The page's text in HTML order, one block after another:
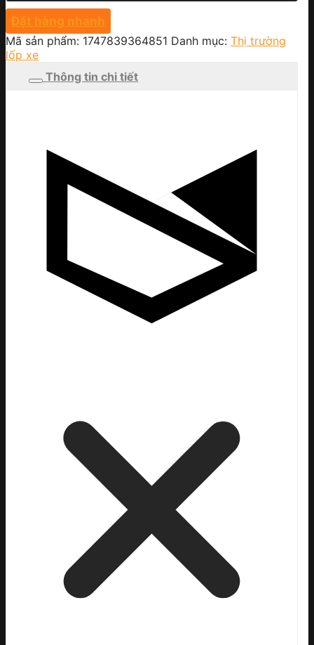
Đặt hàng nhanh
Mã sản phẩm: 1747839364851 Danh mục: Thị trường
lốp xe
Thông tin chi tiết